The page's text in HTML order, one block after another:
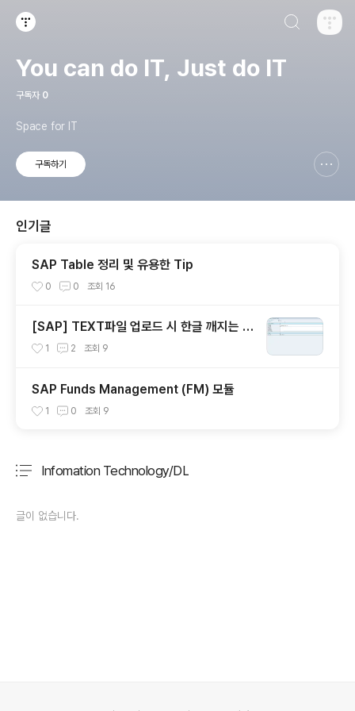
You can do IT, Just do IT
구독자 0
Space for IT
구독하기
인기글
SAP Table 정리 및 유용한 Tip
0 0 조회 16
[SAP] TEXT파일 업로드 시 한글 깨지는 현
상 1 2 조회 9
SAP Funds Management (FM) 모듈
1 0 조회 9
Infomation Technology/DL
글이 없습니다.